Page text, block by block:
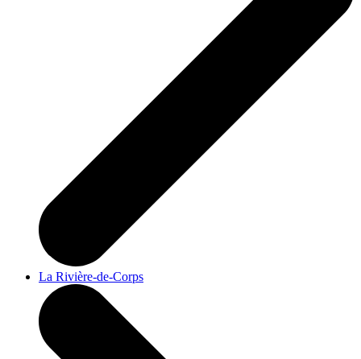
La Rivière-de-Corps